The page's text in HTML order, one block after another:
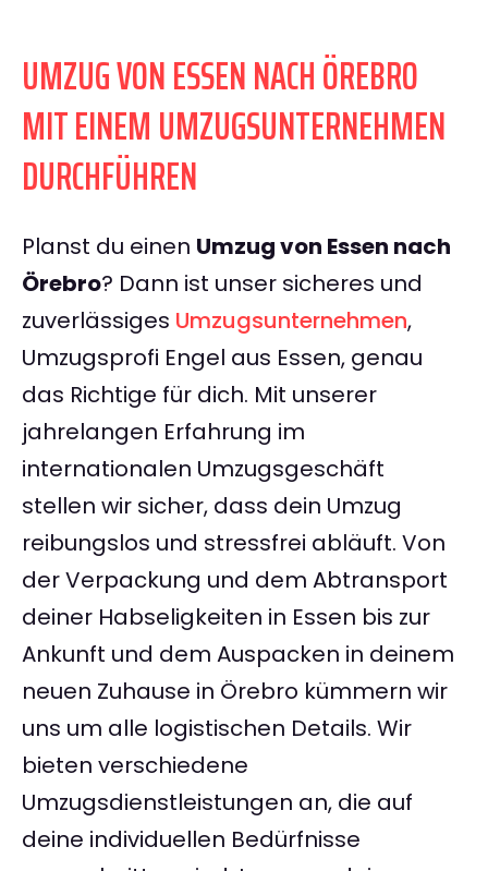
UMZUG VON ESSEN NACH ÖREBRO
MIT EINEM UMZUGSUNTERNEHMEN
DURCHFÜHREN
Planst du einen Umzug von Essen nach
Örebro? Dann ist unser sicheres und
zuverlässiges Umzugsunternehmen,
Umzugsprofi Engel aus Essen, genau
das Richtige für dich. Mit unserer
jahrelangen Erfahrung im
internationalen Umzugsgeschäft
stellen wir sicher, dass dein Umzug
reibungslos und stressfrei abläuft. Von
der Verpackung und dem Abtransport
deiner Habseligkeiten in Essen bis zur
Ankunft und dem Auspacken in deinem
neuen Zuhause in Örebro kümmern wir
uns um alle logistischen Details. Wir
bieten verschiedene
Umzugsdienstleistungen an, die auf
deine individuellen Bedürfnisse